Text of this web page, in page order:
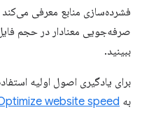
فشرده‌سازی منابع معرفی
صرفه‌جویی معنادار در حجم
ببینید.
برای یادگیری اصول اولیه
به website speed